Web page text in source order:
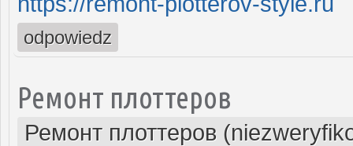
odpowiedz
Ремонт плоттеров
Ремонт плоттеров